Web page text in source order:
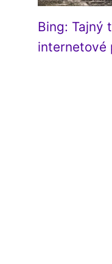
Bing: Tajný
internetové